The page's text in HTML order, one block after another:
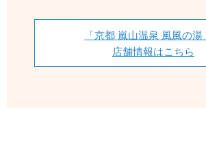
「京都 嵐山温泉 風風の湯
店舗情報はこちら